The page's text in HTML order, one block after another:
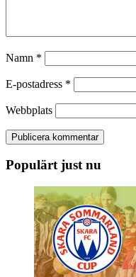
Namn *
E-postadress *
Webbplats
Populärt just nu